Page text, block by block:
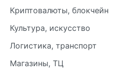
Криптовалюты, блокчейн
Культура, искусство
Логистика, транспорт
Магазины, ТЦ